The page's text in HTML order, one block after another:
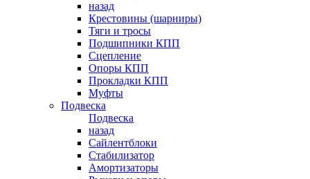
назад
Крестовины (шарниры)
Тяги и тросы
Подшипники КПП
Сцепление
Опоры КПП
Прокладки КПП
Муфты
Подвеска
Подвеска
назад
Сайлентблоки
Стабилизатор
Амортизаторы